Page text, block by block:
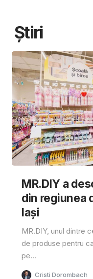
Știri
MR.DIY a
din regiunea
Iași
MR.DIY, unul dintre
de produse pentru
pe...
Cristi Dorombach